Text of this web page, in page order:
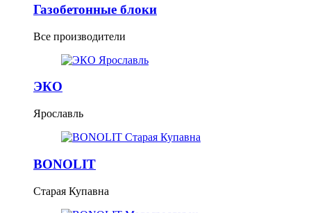
Газобетонные блоки
Все производители
ЭКО
Ярославль
BONOLIT
Старая Купавна